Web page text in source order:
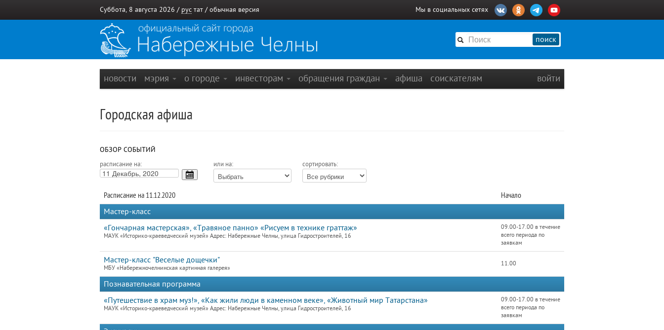
Суббота, 8 августа 2026 / рус тат / обычная версия Мы в социальных сетях
поиск
новости мэрия о городе инвесторам обращения граждан афиша соискателям войти
Городская афиша
ОБЗОР СОБЫТИЙ
расписание на: или на: сортировать:
Расписание на 11.12.2020
Начало
Мастер-класс
«Гончарная мастерская», «Травяное панно» «Рисуем в технике граттаж»
МАУК «Историко-краеведческий музей» Адрес: Набережные Челны, улица Гидростроителей, 16
09.00-17.00 в течение
всего периода по
заявкам
Мастер-класс "Веселые дощечки"
МБУ «Набережночелнинская картинная галерея»
11.00
Познавательная программа
«Путешествие в храм муз!», «Как жили люди в каменном веке», «Животный мир Татарстана»
МАУК «Историко-краеведческий музей» Адрес: Набережные Челны, улица Гидростроителей, 16
09.00-17.00 в течение
всего периода по
заявкам